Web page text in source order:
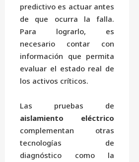
predictivo es actuar antes
de que ocurra la falla.
Para lograrlo, es
necesario contar con
información que permita
evaluar el estado real de
los activos críticos.
Las pruebas de
aislamiento eléctrico
complementan otras
tecnologías de
diagnóstico como la